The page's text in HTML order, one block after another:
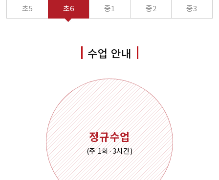
초5 초6 중1 중2 중3
수업 안내
정규수업
(주 1회·3시간)